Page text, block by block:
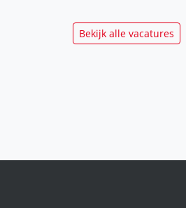
Bekijk alle vacatures